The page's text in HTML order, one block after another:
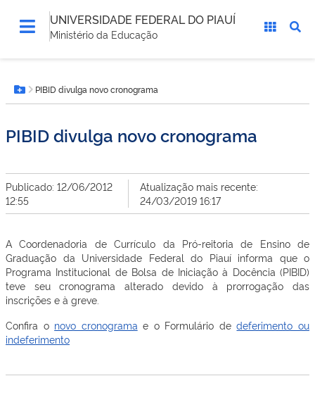
UNIVERSIDADE FEDERAL DO PIAUÍ
Ministério da Educação
está
aqui:Botão Menu
PIBID divulga novo cronograma
PIBID divulga novo cronograma
Publicado: 12/06/2012
12:55
Atualização mais recente:
24/03/2019 16:17
A Coordenadoria de Currículo da Pró-reitoria de Ensino de
Graduação da Universidade Federal do Piauí informa que o
Programa Institucional de Bolsa de Iniciação à Docência (PIBID)
teve seu cronograma alterado devido à prorrogação das
inscrições e à greve.
Confira o novo cronograma e o Formulário dedeferimento ou
indeferimento